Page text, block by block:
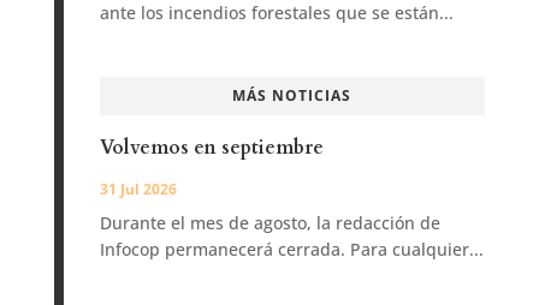
ante los incendios forestales que se están...
MÁS NOTICIAS
Volvemos en septiembre
31 Jul 2026
Durante el mes de agosto, la redacción de
Infocop permanecerá cerrada. Para cualquier...